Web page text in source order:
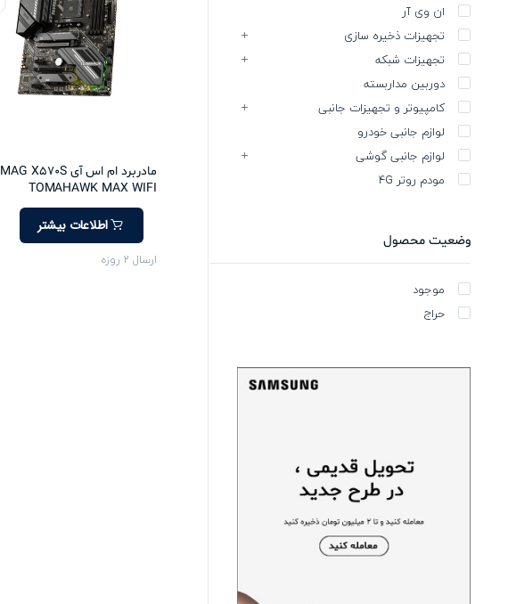
مادربرد ام اس آی MAG X570S
TOMAHAWK MAX WIFI
اطلاعات بیشتر
ارسال 2 روزه
ان وی آر
تجهیزات ذخیره سازی
تجهیزات شبکه
دوربین مداربسته
کامپیوتر و تجهیزات جانبی
لوازم جانبی خودرو
لوازم جانبی گوشی
مودم روتر 4G
وضعیت محصول
موجود
حراج